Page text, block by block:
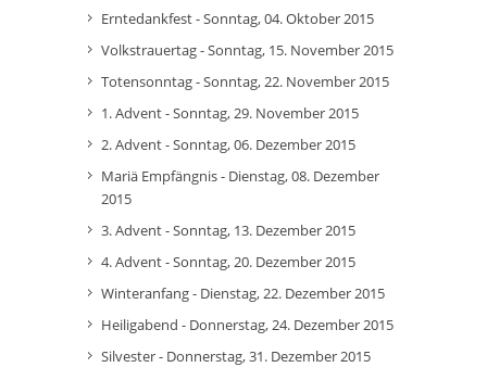
Erntedankfest - Sonntag, 04. Oktober 2015
Volkstrauertag - Sonntag, 15. November 2015
Totensonntag - Sonntag, 22. November 2015
1. Advent - Sonntag, 29. November 2015
2. Advent - Sonntag, 06. Dezember 2015
Mariä Empfängnis - Dienstag, 08. Dezember
2015
3. Advent - Sonntag, 13. Dezember 2015
4. Advent - Sonntag, 20. Dezember 2015
Winteranfang - Dienstag, 22. Dezember 2015
Heiligabend - Donnerstag, 24. Dezember 2015
Silvester - Donnerstag, 31. Dezember 2015